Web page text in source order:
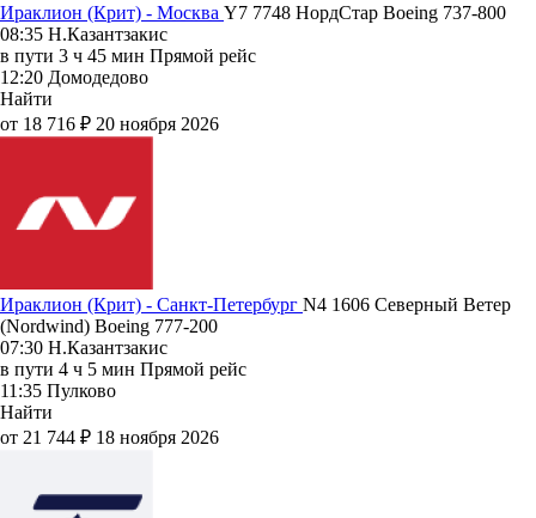
Ираклион (Крит) - Москва Y7 7748 НордСтар Boeing 737-800
08:35 Н.Казантзакис
в пути 3 ч 45 мин Прямой рейс
12:20 Домодедово
Найти
от 18 716 ₽ 20 ноября 2026
Ираклион (Крит) - Санкт-Петербург N4 1606 Северный Ветер
(Nordwind) Boeing 777-200
07:30 Н.Казантзакис
в пути 4 ч 5 мин Прямой рейс
11:35 Пулково
Найти
от 21 744 ₽ 18 ноября 2026